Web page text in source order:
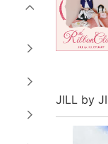
JILL by